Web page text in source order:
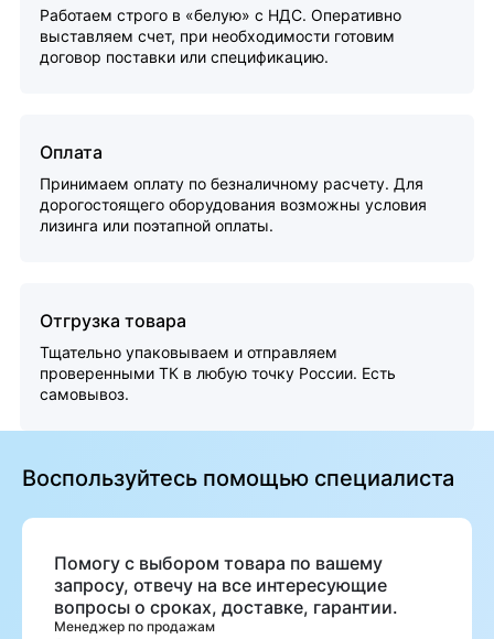
Работаем строго в «белую» с НДС. Оперативно
выставляем счет, при необходимости готовим
договор поставки или спецификацию.
Оплата
Принимаем оплату по безналичному расчету. Для
дорогостоящего оборудования возможны условия
лизинга или поэтапной оплаты.
Отгрузка товара
Тщательно упаковываем и отправляем
проверенными ТК в любую точку России. Есть
самовывоз.
Воспользуйтесь помощью специалиста
Помогу с выбором товара по вашему
запросу, отвечу на все интересующие
вопросы о сроках, доставке, гарантии.
Менеджер по продажам